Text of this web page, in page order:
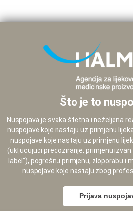
Što je to
Nuspojava je svaka štetna i neželjena
nuspojave koje nastaju uz primjenu
nuspojave koje nastaju uz primjenu
(uključujući predoziranje, primjenu
label”), pogrešnu primjenu, zloporabu i
nuspojave koje nastaju zbog
Prijava